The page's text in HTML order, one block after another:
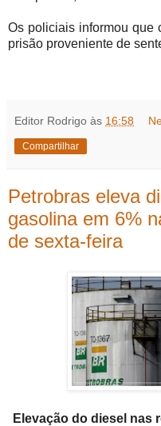
Os policiais informou que
prisão proveniente de
Editor Rodrigo às 16:58
Compartilhar
Petrobras eleva
gasolina em 6%
de sexta-feira
Elevação do diesel nas